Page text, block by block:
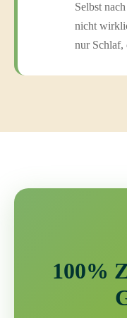
Selbst
nicht
nur Schlaf,
100%